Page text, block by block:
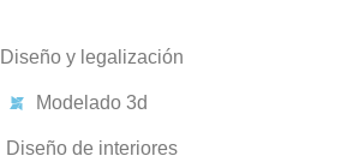
Diseño y legalización
Modelado 3d
Diseño de interiores